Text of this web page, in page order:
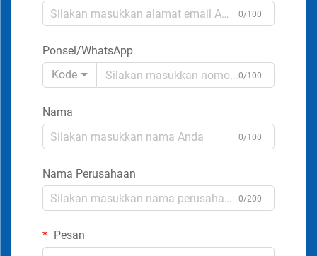
0/100
Ponsel/WhatsApp
Kode
0/100
Nama
0/100
Nama Perusahaan
0/200
Pesan